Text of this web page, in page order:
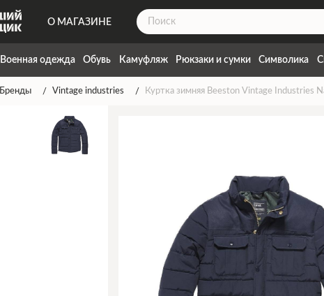
О МАГАЗИНЕ
ДОСТАВКА
КОНТАКТЫ
НАПИСАТЬ НАМ
ТАБЛИЦА РАЗМЕРОВ
Военная одежда Обувь Камуфляж Рюкзаки и сумки Символика
Бренды Vintage industries Куртка зимняя Beeston Vintage Industries